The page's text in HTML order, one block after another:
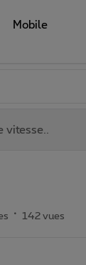
Mobile
vitesse..
142 vues